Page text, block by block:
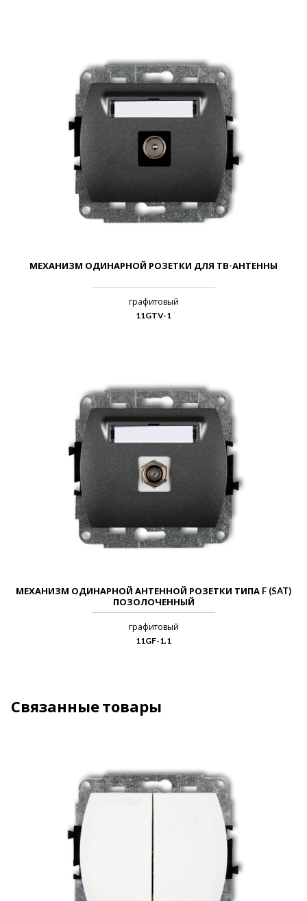
МЕХАНИЗМ ОДИНАРНОЙ РОЗЕТКИ ДЛЯ ТВ-АНТЕННЫ
графитовый
11GTV-1
МЕХАНИЗМ ОДИНАРНОЙ АНТЕННОЙ РОЗЕТКИ ТИПА F (SAT)
ПОЗОЛОЧЕННЫЙ
графитовый
11GF-1.1
Связанные товары